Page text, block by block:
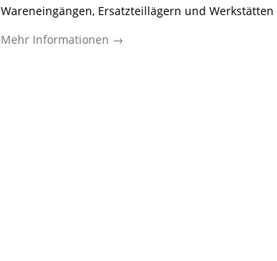
Wareneingängen, Ersatzteillägern und
praxistaugliche Ladefläche und eine Ausführung,
Mehr Informationen →